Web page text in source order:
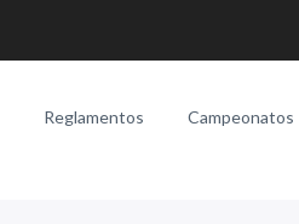
Reglamentos Campeonatos